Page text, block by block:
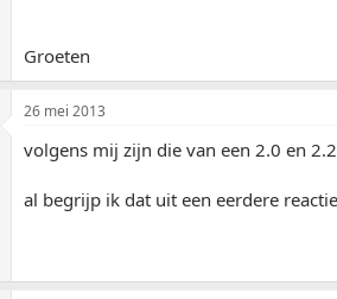
Groeten
26 mei 2013
volgens mij zijn die van een 2.0 en
al begrijp ik dat uit een eerdere